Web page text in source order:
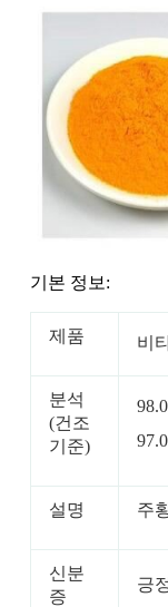
기본 정보:
제품 비
분석
(건조
기준)
설명 주
신분
증
긍